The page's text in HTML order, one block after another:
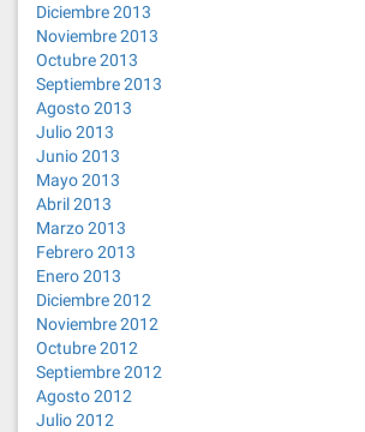
Diciembre 2013
Noviembre 2013
Octubre 2013
Septiembre 2013
Agosto 2013
Julio 2013
Junio 2013
Mayo 2013
Abril 2013
Marzo 2013
Febrero 2013
Enero 2013
Diciembre 2012
Noviembre 2012
Octubre 2012
Septiembre 2012
Agosto 2012
Julio 2012